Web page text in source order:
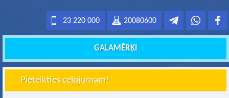
20080600
23 220 000
GALAMĒRĶI
Pieteikties ceļojumam!